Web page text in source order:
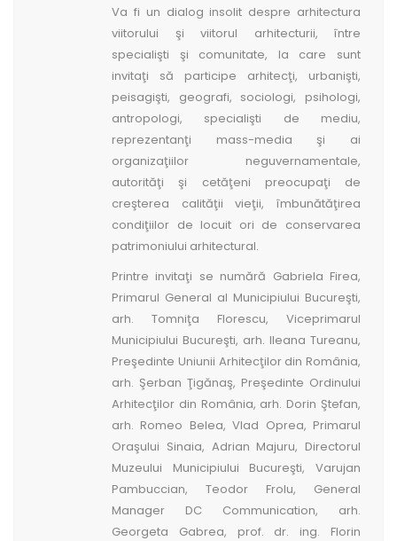
Va fi un dialog insolit despre arhitectura
viitorului şi viitorul arhitecturii, între
specialişti şi comunitate, la care sunt
invitaţi să participe arhitecţi, urbanişti,
peisagişti, geografi, sociologi, psihologi,
antropologi, specialişti de mediu,
reprezentanţi mass-media şi ai
organizaţiilor neguvernamentale,
autorităţi şi cetăţeni preocupaţi de
creşterea calităţii vieţii, îmbunătăţirea
condiţiilor de locuit ori de conservarea
patrimoniului arhitectural.
Printre invitaţi se numără Gabriela Firea,
Primarul General al Municipiului Bucureşti,
arh. Tomniţa Florescu, Viceprimarul
Municipiului Bucureşti, arh. Ileana Tureanu,
Preşedinte Uniunii Arhitecţilor din România,
arh. Şerban Ţigănaş, Preşedinte Ordinului
Arhitecţilor din România, arh. Dorin Ştefan,
arh. Romeo Belea, Vlad Oprea, Primarul
Oraşului Sinaia, Adrian Majuru, Directorul
Muzeului Municipiului Bucureşti, Varujan
Pambuccian, Teodor Frolu, General
Manager DC Communication, arh.
Georgeta Gabrea, prof. dr. ing. Florin